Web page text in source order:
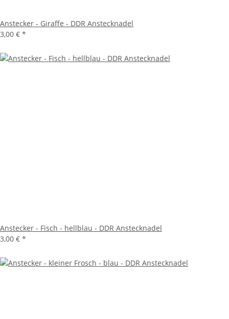
Anstecker - Giraffe - DDR Anstecknadel
3,00 € *
Anstecker - Fisch - hellblau - DDR Anstecknadel
3,00 € *